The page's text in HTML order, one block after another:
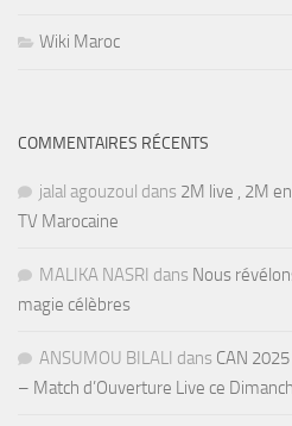
Wiki Maroc
COMMENTAIRES RÉCENTS
jalal agouzoul dans 2M live , 2M
TV Marocaine
MALIKA NASRI dans Nous
magie célèbres
ANSUMOU BILALI dans CAN
– Match d’Ouverture Live ce